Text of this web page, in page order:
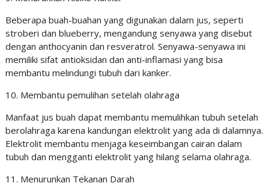
Beberapa buah-buahan yang digunakan dalam jus, seperti
stroberi dan blueberry, mengandung senyawa yang disebut
dengan anthocyanin dan resveratrol. Senyawa-senyawa ini
memiliki sifat antioksidan dan anti-inflamasi yang bisa
membantu melindungi tubuh dari kanker.
10. Membantu pemulihan setelah olahraga
Manfaat jus buah dapat membantu memulihkan tubuh setelah
berolahraga karena kandungan elektrolit yang ada di dalamnya.
Elektrolit membantu menjaga keseimbangan cairan dalam
tubuh dan mengganti elektrolit yang hilang selama olahraga.
11. Menurunkan Tekanan Darah